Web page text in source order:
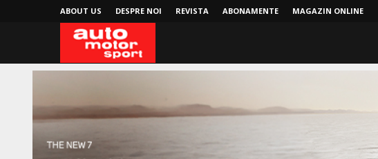
ABOUT US DESPRE NOI REVISTA ABONAMENTE MAGAZIN ONLINE